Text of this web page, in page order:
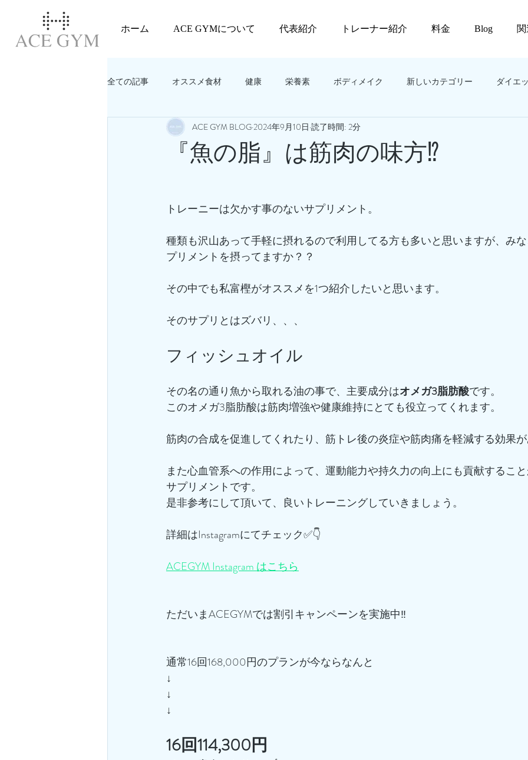
ホーム ACE GYMについて 代表紹介 トレーナー紹介 料金 Blog
全ての記事 オススメ食材 健康 栄養素 ボディメイク 新しいカテゴリー ダイエ
教えてACEGYM‼️ 美容
『魚の脂』は筋肉の味方⁉️
ACE GYM BLOG 2024年9月10日 読了時間: 2分
トレーニーは欠かす事のないサプリメント。
種類も沢山あって手軽に摂れるので利用してる方も多いと思いますが、み
プリメントを摂ってますか？？
その中でも私富樫がオススメを1つ紹介したいと思います。
そのサプリとはズバリ、、、
フィッシュオイル
その名の通り魚から取れる油の事で、主要成分はオメガ3脂肪酸です。
このオメガ3脂肪酸は筋肉増強や健康維持にとても役立ってくれます。
筋肉の合成を促進してくれたり、筋トレ後の炎症や筋肉痛を軽減する効果が
また心血管系への作用によって、運動能力や持久力の向上にも貢献するこ
サプリメントです。
是非参考にして頂いて、良いトレーニングしていきましょう。
詳細はInstagramにてチェック✅👇
ACEGYM Instagram はこちら
ただいまACEGYMでは割引キャンペーンを実施中‼️
通常16回168,000円のプランが今ならなんと
↓
↓
↓
16回114,300円